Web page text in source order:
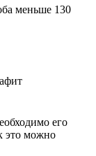
меньше 130
его
это можно